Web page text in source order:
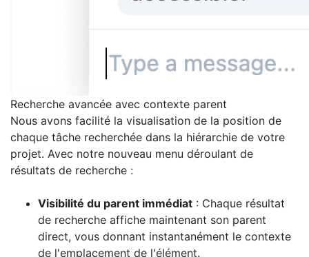
Recherche avancée avec contexte parent
Nous avons facilité la visualisation de la position de
chaque tâche recherchée dans la hiérarchie de votre
projet. Avec notre nouveau menu déroulant de
résultats de recherche :
Visibilité du parent immédiat : Chaque résultat
de recherche affiche maintenant son parent
direct, vous donnant instantanément le contexte
de l'emplacement de l'élément.